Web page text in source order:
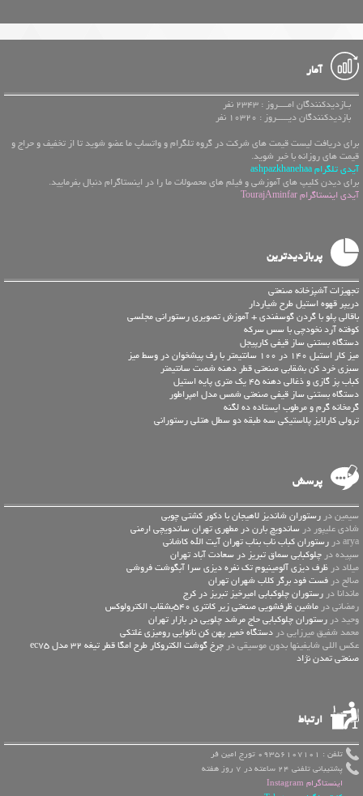
آمار
بـازدیدکنندگان امــــروز : 2343 نفر
بازدیدکنندگان دیـــــروز : 10320 نفر
برای دریافت لیست قیمت های شرکت در گروه تلگرام و واتساپ ما عضو شوید تا از تخفیف و حراج و
قیمت های روزانه با خبر شوید.
آیدی تلگرام ashpazkhanehaa
برای دیدن کلیپ های آموزشی و فیلم های محصولات ما را در اینستاگرام دنبال بفرمایید.
آیدی اینستاگرام TourajAminfar
پربازدیدترین
تجهیزات آشپزخانه صنعتی
دریپر قهوه استیل طرح شیاردار
باقالی پلو با گردن گوسفندی + آموزش تصویری رستورانی مجلسی
کوفته آرد نخودچی با سس سرکه
دستگاه بستنی ساز قیفی کارپیجل
میز کار استیل 140 در 100 سانتیمتر با رف پیشخوان در وسط میز
سبزی خرد کن بشقابی صنعتی قطر دهنه شصت سانتیمتر
کباب پز گازی و ذغالی دهنه 45 یک متری پایه استیل
دستگاه بستنی ساز قیفی صنعتی شمس مدل امپراطور
گرمخانه گرم و مرطوب ایستاده ده لگنه
ترولی کارلایز پلاستیکی سه طبقه دو سطل هتلی رستورانی
پرسش
سیمین در رستوران شاندیز لاهیجان با دکور کشتی چوبی
شادی علیپور در ساندویچ بارن در مطهری تهران ساندویچی ارمنی
arya در
رستوران کباب ناب بناب تهران آیت الله کاشانی
سپیده در چلوکبابی سماق تبریز در سعادت آباد تهران
میلاد در ظرف دیزی آلومینیوم تک نفره دیزی سرا آبگوشت فروشی
صالح در فست فود برگر کلاب شهران تهران
ماندانا در رستوران چلوکبابی امیرخیز تبریز در کرج
رمضانی در ماشین ظرفشویی صنعتی زیر کانتری 540بشقاب الکترولوکس
وحید در رستوران چلوکبابی حاج مرشد چلویی در بازار تهران
محمد شفیق میرزایی در دستگاه خمیر پهن کن نانوایی رومیزی غلتکی
عكس اللي شايفينها بدون موسيقى در
چرخ گوشت الکتروکار طرح امگا قطر تیغه 32 مدل ec75
صنعتی تمدن نژاد
ارتباط
تلفن : 09356107101 تورج امین فر
پشتیبانی تلفنی 24 ساعته در 7 روز هفته
اینستاگرام Instagram